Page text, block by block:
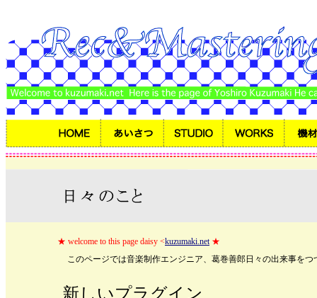
★ welcome to this page daisy <kuzumaki.net★
このページでは音楽制作エンジニア、葛巻善郎日々の出来事をつ
新しいプラグイン